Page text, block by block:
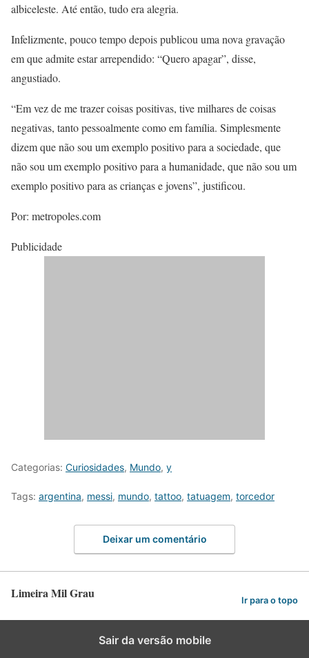
albiceleste. Até então, tudo era alegria.
Infelizmente, pouco tempo depois publicou uma nova gravação
em que admite estar arrependido: “Quero apagar”, disse,
angustiado.
“Em vez de me trazer coisas positivas, tive milhares de coisas
negativas, tanto pessoalmente como em família. Simplesmente
dizem que não sou um exemplo positivo para a sociedade, que
não sou um exemplo positivo para a humanidade, que não sou um
exemplo positivo para as crianças e jovens”, justificou.
Por: metropoles.com
Publicidade
Categorias: Curiosidades, Mundo, y
Tags: argentina, messi, mundo, tattoo, tatuagem, torcedor
Deixar um comentário
Limeira Mil Grau Ir para o topo
Sair da versão mobile